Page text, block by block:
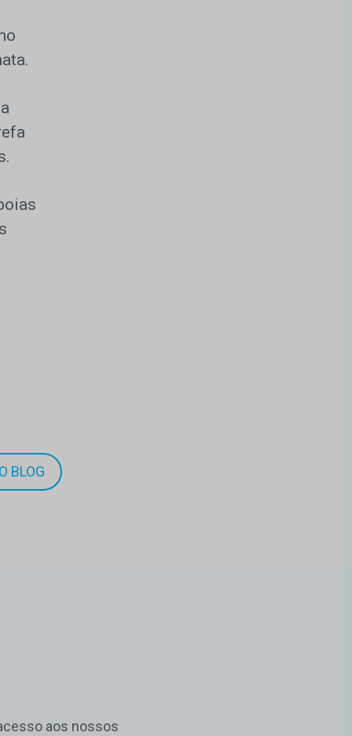
BLOG
aos nossos